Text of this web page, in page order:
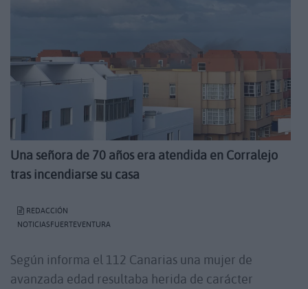
Una señora de 70 años era atendida en Corralejo
tras incendiarse su casa
REDACCIÓN
NOTICIASFUERTEVENTURA
Según informa el 112 Canarias una mujer de
avanzada edad resultaba herida de carácter